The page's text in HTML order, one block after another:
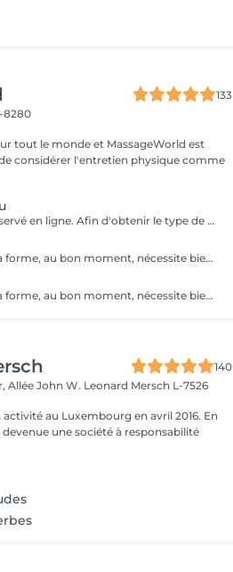
133
8280
tout le monde et MassageWorld est
Ce service ne peut être réservé en ligne. Afin d'obtenir le type de bon cadeau souhaité il vous suffit de nous contacter soit par téléphone, soit par e-mail. Nous conviendrons ensemble d'un type de massage désiré et votre bon cadeau sera à récupérer chez MassageWorld Kehlen ou envoyer par mail. Numéro de téléphone : +352 691 20 44 49 Adresse mail : contact@massageworld.lu
Parce qu'être au top de sa forme, au bon moment, nécessite bien plus que de l'entrainement. Utilisé depuis de nombreuses années par les sportifs de haut niveau, le massage sportif est à présent à votre disposition. Avant l'effort, le massage prépare les muscles à performer tout en évitant les blessures. Après l'effort, il prévient les courbatures et détend la musculature, ce qui permet aux muscles de se relaxer pour mieux récupérer. Ce type de massage stimule le système lymphatique, la circulation sanguine et enlève les nuds musculaires. Le massage sportif est souvent demandé par les athlètes pour soulager ou prévenir des douleurs musculaires retardées, pour accélérer la guérison des blessures des tendons et des muscles, pour augmenter l'amplitude des mouvements ou le volumes des muscles, etc. Développé au départ pour traiter les blessures sportives et augmenter les performances des athlètes, tout le monde peut à présent bénéficier des bienfaits d'un tel massage. L'essayer, c'est l'adopter ! Il existe différents types de massages selon le sport pratiqué ou les douleurs ressenties. Le Massage sportif est donc adaptable selon les souhaits de chacun.
Parce qu'être au top de sa forme, au bon moment, nécessite bien plus que de l'entrainement. Utilisé depuis de nombreuses années par les sportifs de haut niveau, le massage sportif est à présent à votre disposition. Avant l'effort, le massage prépare les muscles à performer tout en évitant les blessures. Après l'effort, il prévient les courbatures et détend la musculature, ce qui permet aux muscles de se relaxer pour mieux récupérer. Ce type de massage stimule le système lymphatique, la circulation sanguine et enlève les nuds musculaires. Le massage sportif est souvent demandé par les athlètes pour soulager ou prévenir des douleurs musculaires retardées, pour accélérer la guérison des blessures des tendons et des muscles, pour augmenter l'amplitude des mouvements ou le volumes des muscles, etc. Développé au départ pour traiter les blessures sportives et augmenter les performances des athlètes, tout le monde peut à présent bénéficier des bienfaits d'un tel massage. L'essayer, c'est l'adopter ! Il existe différents types de massages selon le sport pratiqué ou les douleurs ressenties. Le Massage sportif est donc adaptable selon les souhaits de chacun.
140
Allée John W. Leonard Mersch L-7526
au Luxembourg en avril 2016. En
une société à responsabilité